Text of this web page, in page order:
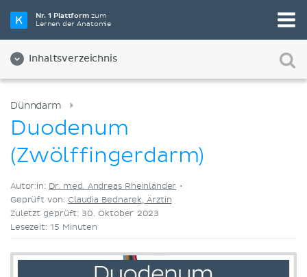
Nr. 1 Plattformzum
Lernen der Anatomie
Inhaltsverzeichnis
Wähle die beste Lernmethode für dich
Videos
Dünndarm
Duodenum
(Zwölffingerdarm)
Autor:in: Dr. med. Andreas Rheinländer •
Geprüft von:Claudia Bednarek, Ärztin
Zuletzt geprüft: 30. Oktober 2023
Lesezeit: 15 Minuten